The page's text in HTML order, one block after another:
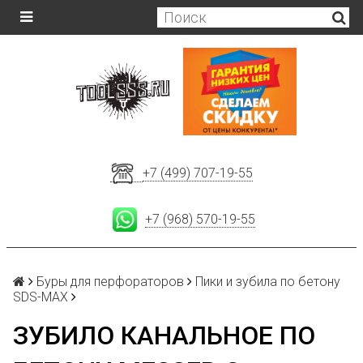
+7 (499) 707-19-55
+7 (968) 570-19-55
Буры для перфораторов
Пики и зубила по бетону
SDS-MAX
ЗУБИЛО КАНАЛЬНОЕ ПО